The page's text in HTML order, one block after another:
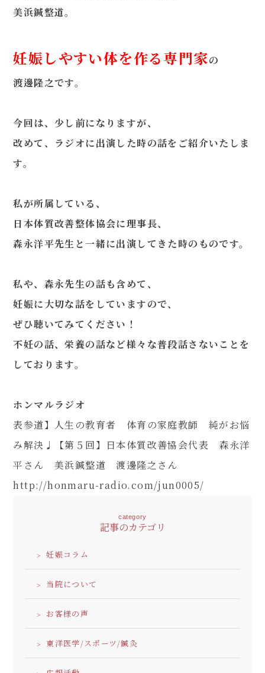
LINE問い合わせ
美浜鍼整道。
妊娠しやすい体を作る専門家の
渡邊隆之です。
今回は、少し前になりますが、
改めて、ラジオに出演した時の話をご紹介いたしま
す。
私が所属している、
日本体質改善整体協会に理事長、
森永洋平先生と一緒に出演してきた時のものです。
私や、森永先生の話も含めて、
妊娠に大切な話をしていますので、
ぜひ聴いてみてください！
不妊の話、栄養の話など様々な普段話さないことを
しております。
ホンマルラジオ
表参道】人生の教育者 体育の家庭教師 純がお悩
み解決♩【第５回】日本体質改善協会代表 森永洋
平さん 美浜鍼整道 渡邊隆之さん
http://honmaru-radio.com/jun0005/
category
記事のカテゴリ
妊娠コラム
当院について
お客様の声
東洋医学/スポーツ/鍼灸